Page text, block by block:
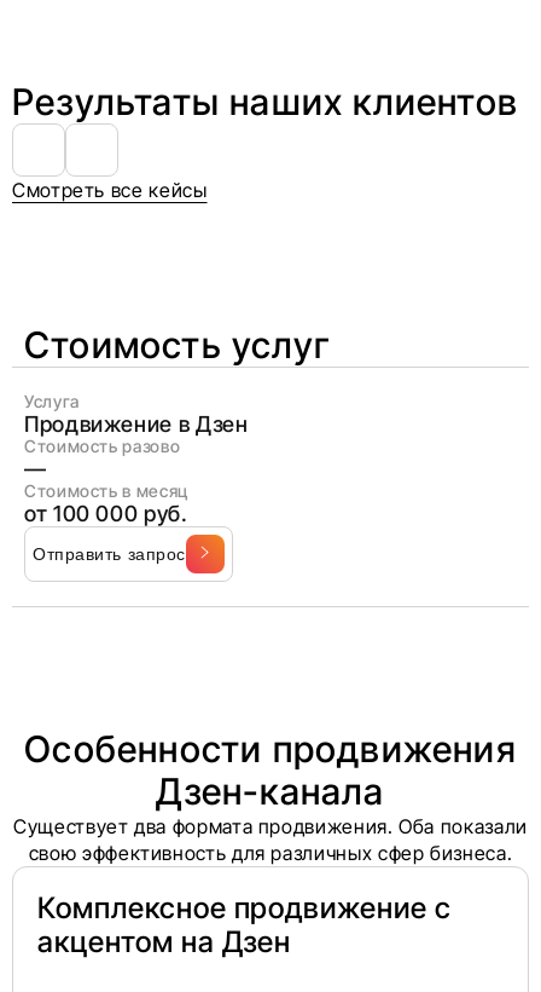
Результаты наших клиентов
Смотреть все кейсы
Стоимость услуг
Услуга
Продвижение в Дзен
Стоимость разово
—
Стоимость в месяц
от 100 000 руб.
Отправить запрос
Особенности продвижения
Дзен-канала
Существует два формата продвижения. Оба показали
свою эффективность для различных сфер бизнеса.
Комплексное продвижение с
акцентом на Дзен